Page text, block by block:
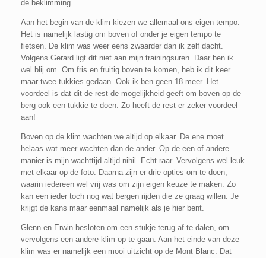
Aan het begin van de klim kiezen we allemaal ons eigen tempo.
Het is namelijk lastig om boven of onder je eigen tempo te
fietsen. De klim was weer eens zwaarder dan ik zelf dacht.
Volgens Gerard ligt dit niet aan mijn trainingsuren. Daar ben ik
wel blij om. Om fris en fruitig boven te komen, heb ik dit keer
maar twee tukkies gedaan. Ook ik ben geen 18 meer. Het
voordeel is dat dit de rest de mogelijkheid geeft om boven op de
berg ook een tukkie te doen. Zo heeft de rest er zeker voordeel
aan!
Boven op de klim wachten we altijd op elkaar. De ene moet
helaas wat meer wachten dan de ander. Op de een of andere
manier is mijn wachttijd altijd nihil. Echt raar. Vervolgens wel leuk
met elkaar op de foto. Daarna zijn er drie opties om te doen,
waarin iedereen wel vrij was om zijn eigen keuze te maken. Zo
kan een ieder toch nog wat bergen rijden die ze graag willen. Je
krijgt de kans maar eenmaal namelijk als je hier bent.
Glenn en Erwin besloten om een stukje terug af te dalen, om
vervolgens een andere klim op te gaan. Aan het einde van deze
klim was er namelijk een mooi uitzicht op de Mont Blanc. Dat